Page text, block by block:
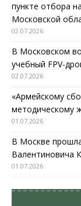
пункте отбора
Московской
02.07.2026
В Московском
учебный FPV-
02.07.2026
«Армейскому
методическому
01.07.2026
В Москве
Валентиновича
01.07.2026